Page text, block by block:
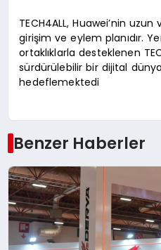
TECH4ALL, Huawei’nin uzun
girişim ve eylem planıdır.
ortaklıklarla desteklenen
sürdürülebilir bir dijital
hedeflemektedi
Benzer Haberler